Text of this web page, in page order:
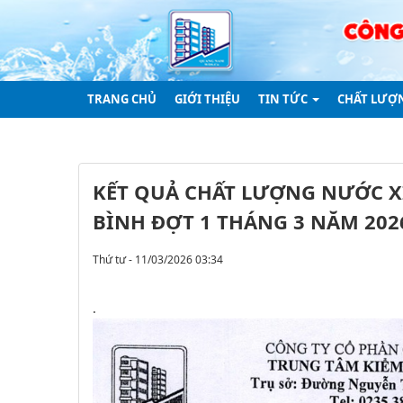
TRANG CHỦ GIỚI THIỆU TIN TỨC CHẤT
KẾT QUẢ CHẤT LƯỢNG NƯỚC
BÌNH ĐỢT 1 THÁNG 3 NĂM
Thứ tư - 11/03/2026 03:34
.